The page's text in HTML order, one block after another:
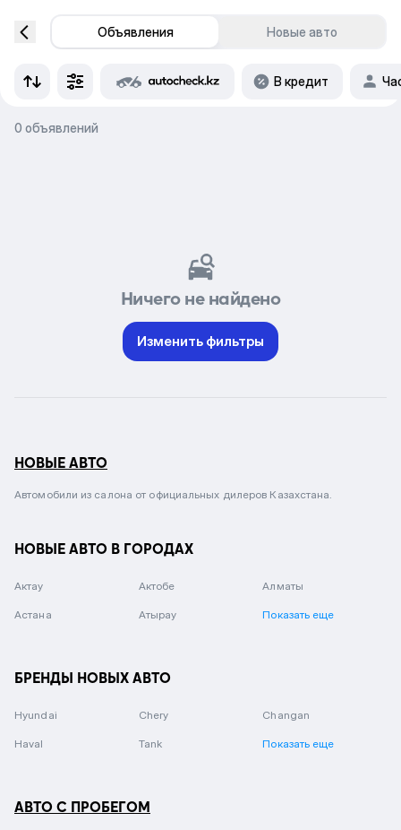
Объявления Новые авто
В кредит
0 объявлений
Ничего не найдено
Изменить фильтры
НОВЫЕ АВТО
Автомобили из салона от официальных дилеров Казахстана.
НОВЫЕ АВТО В ГОРОДАХ
Актау Актобе Алматы
Астана Атырау Показать еще
БРЕНДЫ НОВЫХ АВТО
Hyundai Chery Changan
Haval Tank Показать еще
АВТО С ПРОБЕГОМ